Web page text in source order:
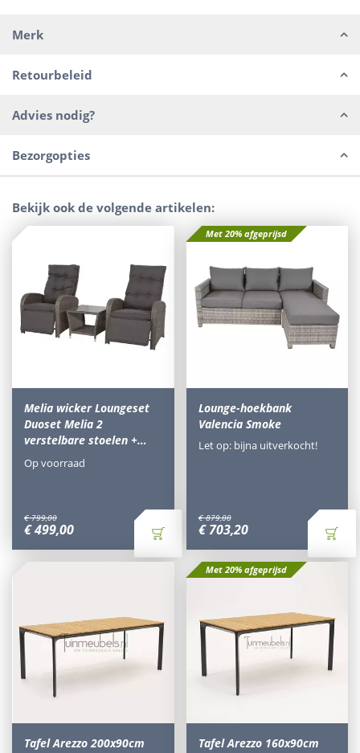
Merk
Retourbeleid
Advies nodig?
Bezorgopties
Bekijk ook de volgende artikelen:
Melia wicker Loungeset
Duoset Melia 2
verstelbare stoelen +…
€ 799,00
€499,00
Op voorraad
Met 20% afgeprijsd
Lounge-hoekbank
Valencia Smoke
€ 879,00
€ 703,20
Let op: bijna uitverkocht!
Tafel Arezzo 200x90cm
Met 20% afgeprijsd
Tafel Arezzo 160x90cm